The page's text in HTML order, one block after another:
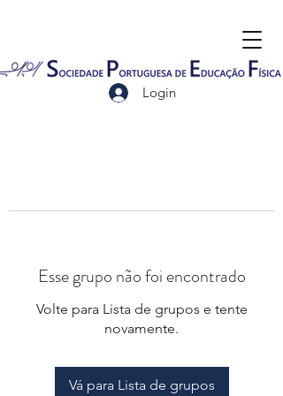
Login
Esse grupo não foi encontrado
Volte para Lista de grupos e tente
novamente.
Vá para Lista de grupos